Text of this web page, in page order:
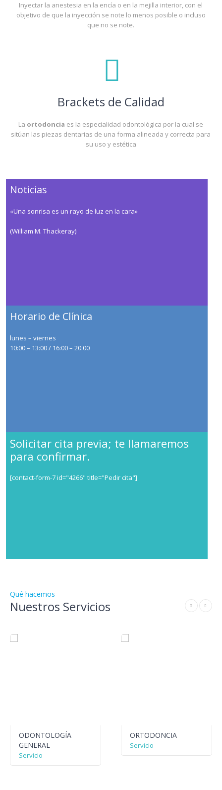
Inyectar la anestesia en la encía o en la mejilla interior, con el
objetivo de que la inyección se note lo menos posible o incluso
que no se note.
Brackets de Calidad
La ortodoncia es la especialidad odontológica por la cual se
sitúan las piezas dentarias de una forma alineada y correcta para
su uso y estética
Noticias
«Una sonrisa es un rayo de luz en la cara»
(William M. Thackeray)
Horario de Clínica
lunes – viernes
10:00 – 13:00 / 16:00 – 20:00
Solicitar cita previa; te llamaremos
para confirmar.
[contact-form-7 id="4266" title="Pedir cita"]
Qué hacemos
Nuestros Servicios
ODONTOLOGÍA
GENERAL
Servicio
ORTODONCIA
Servicio